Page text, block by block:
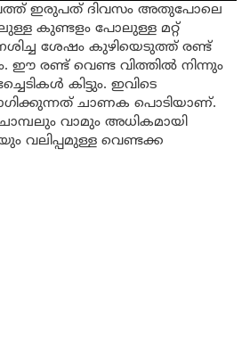
പത്ത് ഇരുപത് ദിവസം അതുപോലെ
കുണ്ടളം പോലുള്ള മറ്റ്‌
ശേഷം കുഴിയെടുത്ത് രണ്ട്
ഈ രണ്ട് വെണ്ട വിത്തിൽ നിന്നും
കിട്ടും. ഇവിടെ
ചാണക പൊടിയാണ്.
വാമും അധികമായി
വലിപ്പമുള്ള വെണ്ടക്ക